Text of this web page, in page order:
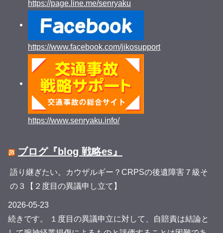
https://page.line.me/senryaku
https://www.facebook.com/jikosupport
https://www.senryaku.info/
ブログ『blog 戦略es』
語り継ぎたい。カウザルギー？CRPSの後遺障害７級そ
の３【２度目の異議申し立て】
2026-05-23
続きです。 １度目の異議申立に対して、自賠責は結論と